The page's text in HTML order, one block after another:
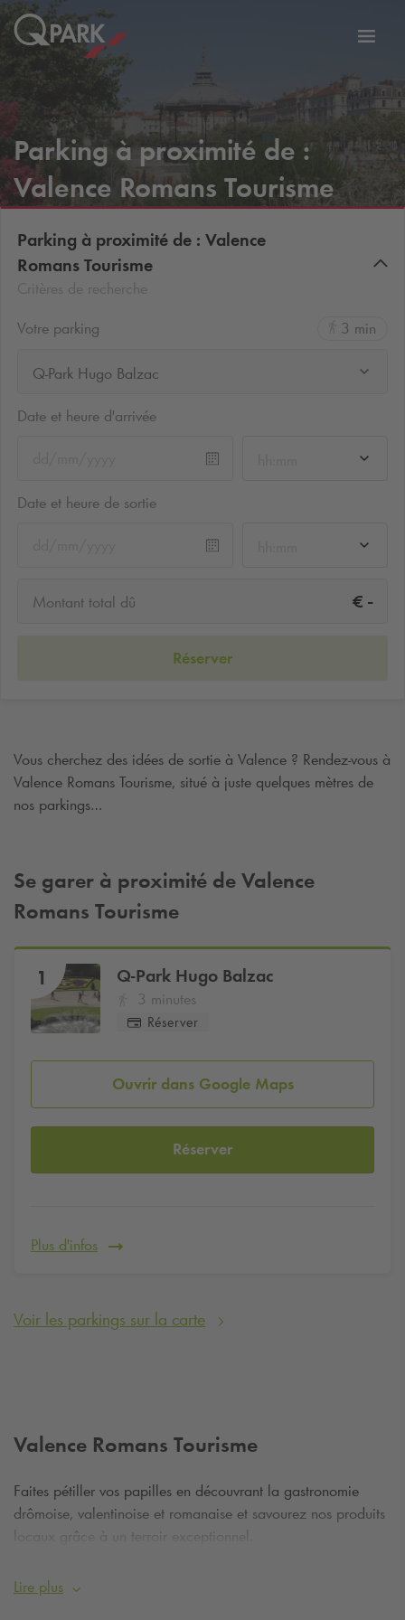
la
Parking à proximité de :
Valence Romans Tourisme
Parking à proximité de : Valence
Romans Tourisme
Votre parking
3 min
Q-Park Hugo Balzac
Date et heure d'arrivée
Date et heure de sortie
Montant total dû € -
Réserver
Vous cherchez des idées de sortie à Valence ? Rendez-vous à
Valence Romans Tourisme, situé à juste quelques mètres de
nos parkings…
Se garer à proximité de Valence
Romans Tourisme
1 Q-Park Hugo Balzac
3 minutes
Réserver
Ouvrir dans Google Maps
Réserver
Plus d'infos
Voir les parkings sur la carte
Valence Romans Tourisme
Faites pétiller vos papilles en découvrant la gastronomie
drômoise, valentinoise et romanaise et savourez nos produits
locaux grâce à un terroir exceptionnel.
Faites bouger vos gambettes avec nos nombreuses
Lire plus